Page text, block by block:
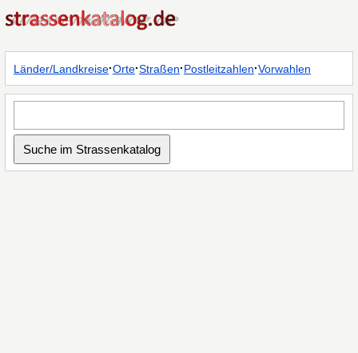
Länder/Landkreise·Orte·Straßen·Postleitzahlen·Vorwahlen